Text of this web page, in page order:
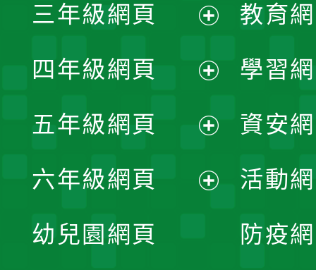
選
單
開
選
單
三年級網頁
開
選
單
四年級網頁
開
選
五年級網頁
開
六年級網頁
幼兒園網頁
教育
學習
資安
活動
防疫